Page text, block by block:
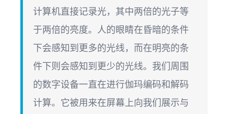
计算机直接记录光，其中两倍的光子等
于两倍的亮度。人的眼睛在昏暗的条件
下会感知到更多的光线，而在明亮的条
件下则会感知到更少的光线。我们周围
的数字设备一直在进行伽玛编码和解码
计算。它被用来在屏幕上向我们展示与